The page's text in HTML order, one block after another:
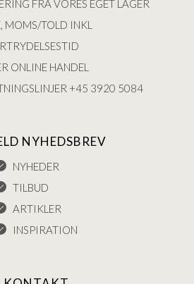
FRA VORES EGET LAGER
MOMS/TOLD INKL
ONLINE HANDEL
+45 3920 5084
NYHEDSBREV
NYHEDER
TILBUD
ARTIKLER
INSPIRATION